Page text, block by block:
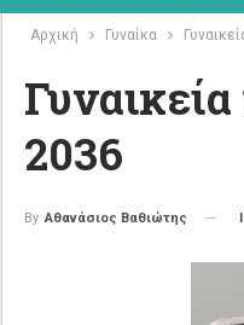
Αρχική Γυναίκα
2036
By Αθανάσιος Βαθιώτης